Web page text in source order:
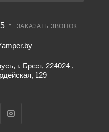
ЗАКАЗАТЬ ЗВОНОК
г. Брест, 224024 ,
129